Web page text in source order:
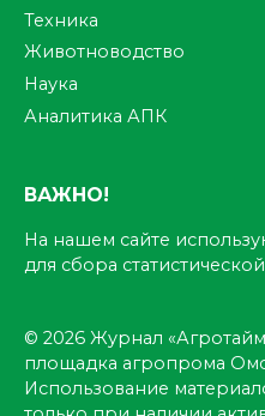
Техника
Животноводство
Наука
Аналитика АПК
ВАЖНО!
На нашем сайте
для сбора
© 2026 Журнал
площадка агропрома
Использование